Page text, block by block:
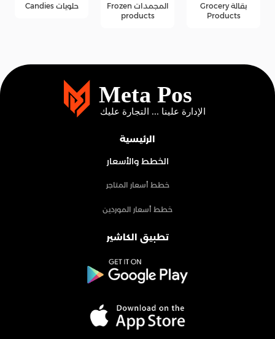
المجمدات Frozen
products
حلويات Candies
جبن Cheese
الرئيسية
الخطط والأسعار
خطط أسعار المتاجر
خطط أسعار الموردين
تطبيق الكاشير